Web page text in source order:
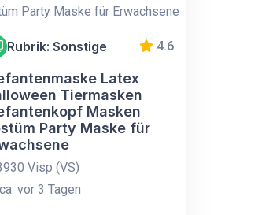
Rubrik: Sonstige 4.6
Latex
Tiermasken
Masken
Party Maske für
Visp (VS)
ca. vor 3 Tagen